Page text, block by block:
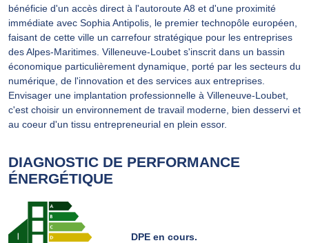
bénéficie d'un accès direct à l'autoroute A8 et d'une proximité
immédiate avec Sophia Antipolis, le premier technopôle européen,
faisant de cette ville un carrefour stratégique pour les entreprises
des Alpes-Maritimes. Villeneuve-Loubet s'inscrit dans un bassin
économique particulièrement dynamique, porté par les secteurs du
numérique, de l'innovation et des services aux entreprises.
Envisager une implantation professionnelle à Villeneuve-Loubet,
c'est choisir un environnement de travail moderne, bien desservi et
au coeur d'un tissu entrepreneurial en plein essor.
DIAGNOSTIC DE PERFORMANCE
ÉNERGÉTIQUE
DPE en cours.